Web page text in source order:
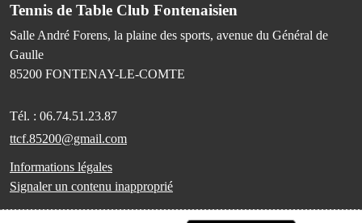
Tennis de Table Club Fontenaisien
Salle André Forens, la plaine des sports, avenue du Général de
Gaulle
85200 FONTENAY-LE-COMTE
Tél. : 06.74.51.23.87
ttcf.85200@gmail.com
Informations légales
Signaler un contenu inapproprié